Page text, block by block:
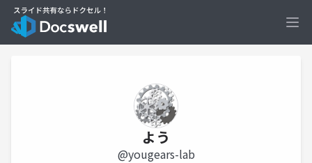
よう
@yougears-lab